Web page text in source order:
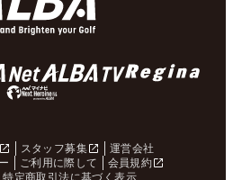
スタッフ募集
運営会社
ご利用に際して
会員規約
特定商取引法に基づく表示